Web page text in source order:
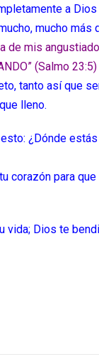
a
mucho más
de mis
(Salmo 23:5)
tanto así que
lleno.
¿Dónde
corazón para
vida; Dios te